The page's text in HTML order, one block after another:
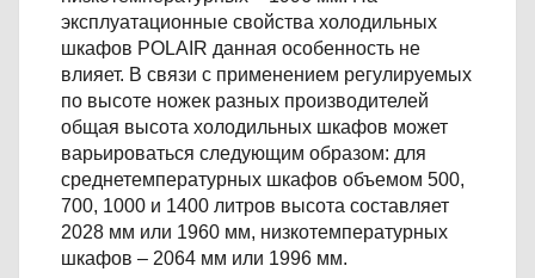
эксплуатационные свойства холодильных
шкафов POLAIR данная особенность не
влияет. В связи с применением регулируемых
по высоте ножек разных производителей
общая высота холодильных шкафов может
варьироваться следующим образом: для
среднетемпературных шкафов объемом 500,
700, 1000 и 1400 литров высота составляет
2028 мм или 1960 мм, низкотемпературных
шкафов – 2064 мм или 1996 мм.